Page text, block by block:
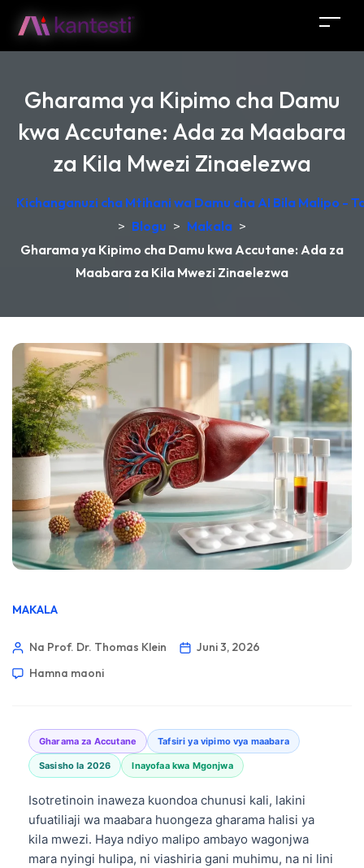
Gharama ya Kipimo cha Damu
kwa Accutane: Ada za Maabara
za Kila Mwezi Zinaelezwa
Kichanganuzi cha Mtihani wa Damu cha AI Bila Malipo -
> Blogu > Makala >
Gharama ya Kipimo cha Damu kwa Accutane: Ada za
Maabara za Kila Mwezi Zinaelezwa
MAKALA
Na Prof. Dr. Thomas Klein
Juni 3, 2026
Hamna maoni
Gharama za Accutane Tafsiri ya vipimo vya maabara
Sasisho la 2026 Inayofaa kwa Mgonjwa
Isotretinoin inaweza kuondoa chunusi kali, lakini
ufuatiliaji wa maabara huongeza gharama halisi ya
kila mwezi. Haya ndiyo malipo ambayo wagonjwa
mara nyingi hulipa, ni viashiria gani muhimu, na ni lini